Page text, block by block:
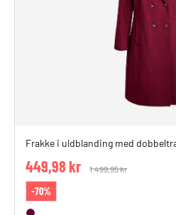
Frakke i uldblanding med
Price reduced from
1.499,95 kr
449,98 kr
-70%